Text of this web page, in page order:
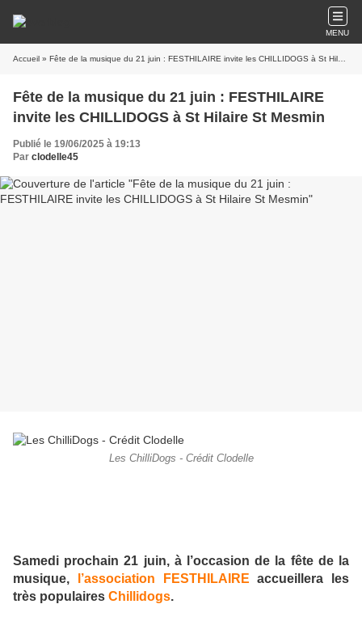
MENU
Accueil » Fête de la musique du 21 juin : FESTHILAIRE invite les CHILLIDOGS à St Hilaire St Mesmin
Fête de la musique du 21 juin : FESTHILAIRE
invite les CHILLIDOGS à St Hilaire St Mesmin
Publié le 19/06/2025 à 19:13
Par clodelle45
Les ChilliDogs - Crédit Clodelle
Samedi prochain 21 juin, à l’occasion de la fête de la
musique,
l’association FESTHILAIRE accueillera les
très populaires Chillidogs.